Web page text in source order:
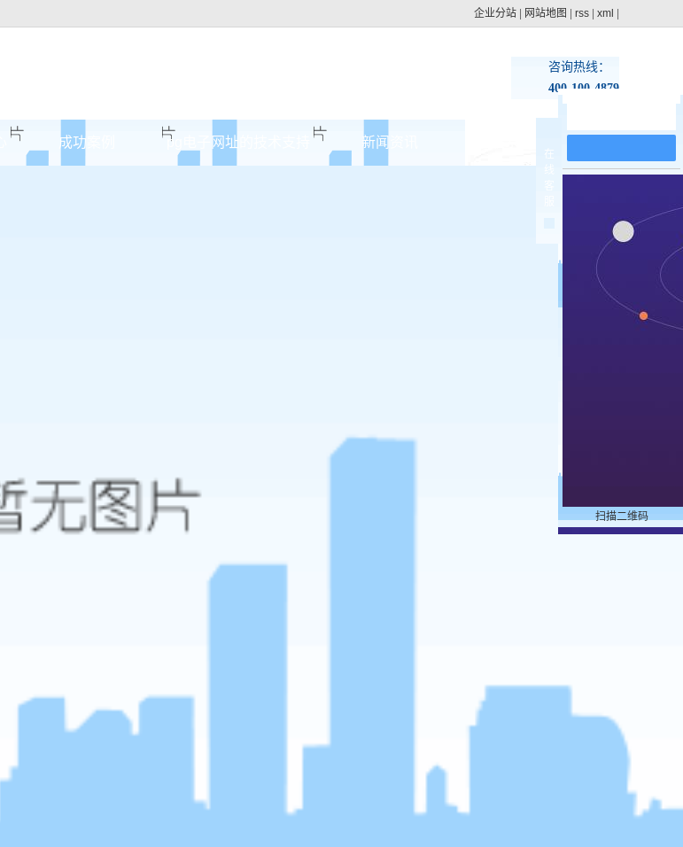
企业分站 网站地图 rss xml
咨询热线：
400-100-4879
成功案例 pg电子网址的技术支持 新闻资讯
在
扫描二维码